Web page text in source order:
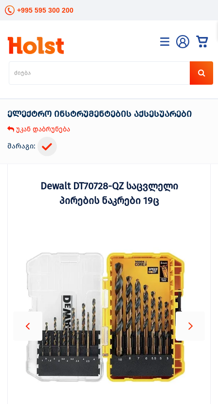
+995 595 300 200
ელექტრო ინსტრუმენტების აქსესუარები
უკან დაბრუნება
მარაგი:
Dewalt DT70728-QZ საცვლელი
პირების ნაკრები 19ც
კატალოგი
განათება
ინსტრუმენტები
ელექტრო
მოვლა
მცენარეთა
შეთავაზებები ბლოგი
სოც.
ქსელები